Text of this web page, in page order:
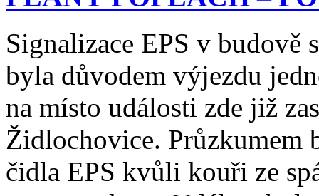
Signalizace EPS v budově
byla důvodem výjezdu
na místo události zde již
Židlochovice. Průzkumem
čidla EPS kvůli kouři ze